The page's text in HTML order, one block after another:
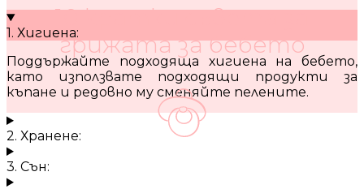
10 кратки съвета за
грижата за бебето
1. Хигиена:
Поддържайте подходяща хигиена на бебето,
като използвате подходящи продукти за
къпане и редовно му сменяйте пелените.
2. Хранене:
3. Сън: